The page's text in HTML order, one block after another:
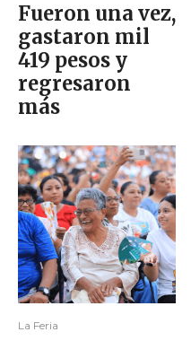
Fueron una vez,
gastaron mil
419 pesos y
regresaron
más
La Feria